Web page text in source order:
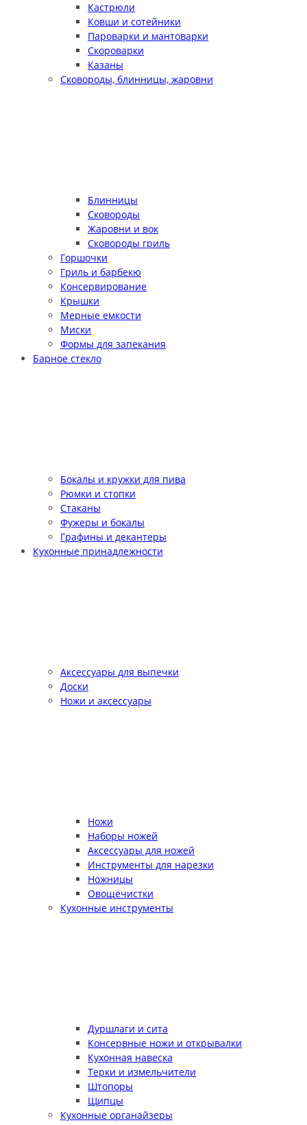
Кастрюли
Ковши и сотейники
Пароварки и мантоварки
Скороварки
Казаны
Сковороды, блинницы, жаровни
Блинницы
Сковороды
Жаровни и вок
Сковороды гриль
Горшочки
Гриль и барбекю
Консервирование
Крышки
Мерные емкости
Миски
Формы для запекания
Барное стекло
Бокалы и кружки для пива
Рюмки и стопки
Стаканы
Фужеры и бокалы
Графины и декантеры
Кухонные принадлежности
Аксессуары для выпечки
Доски
Ножи и аксессуары
Ножи
Наборы ножей
Аксессуары для ножей
Инструменты для нарезки
Ножницы
Овощечистки
Кухонные инструменты
Дуршлаги и сита
Консервные ножи и открывалки
Кухонная навеска
Терки и измельчители
Штопоры
Щипцы
Кухонные органайзеры